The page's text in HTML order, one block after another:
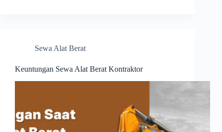
Sewa Alat Berat
Keuntungan Sewa Alat Berat Kontraktor